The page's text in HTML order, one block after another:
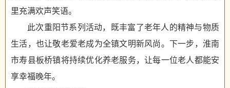
里充满欢声笑语。
此次重阳节系列活动，既丰富了老年人的精神与物质
生活，也让敬老爱老成为全镇文明新风尚。下一步，淮南
市寿县板桥镇将持续优化养老服务，让每一位老人都能安
享幸福晚年。